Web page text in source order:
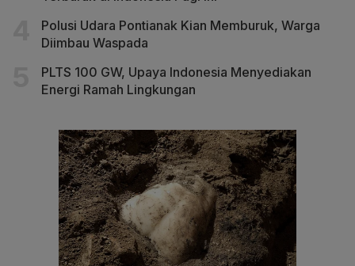
Polusi Udara Pontianak Kian Memburuk, Warga
Diimbau Waspada
PLTS 100 GW, Upaya Indonesia Menyediakan
Energi Ramah Lingkungan